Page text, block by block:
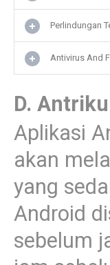
Perlindungan
Antivirus And
D.
Aplikasi
akan
yang
Android
sebelum